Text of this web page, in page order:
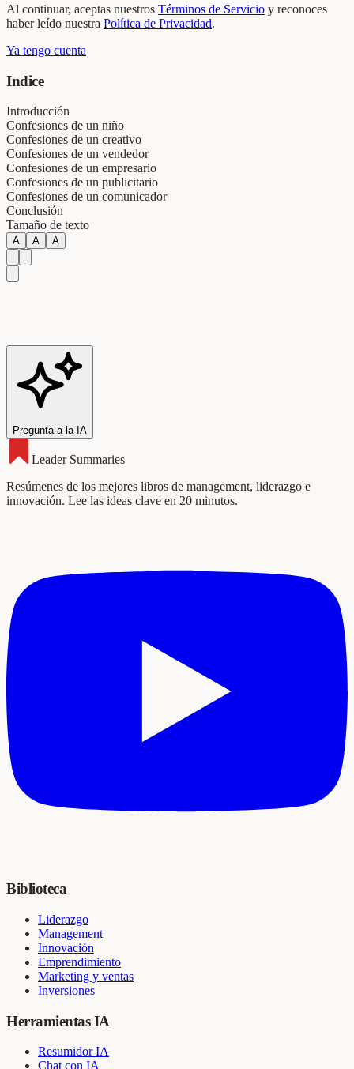
Al continuar, aceptas nuestros Términos de Servicio y reconoces
haber leído nuestra Política de Privacidad.
Ya tengo cuenta
Indice
Introducción
Confesiones de un niño
Confesiones de un creativo
Confesiones de un vendedor
Confesiones de un empresario
Confesiones de un publicitario
Confesiones de un comunicador
Conclusión
Tamaño de texto
A A A
Pregunta a la IA
Leader Summaries
Resúmenes de los mejores libros de management, liderazgo e
innovación. Lee las ideas clave en 20 minutos.
Biblioteca
Liderazgo
Management
Innovación
Emprendimiento
Marketing y ventas
Inversiones
Herramientas IA
Resumidor IA
Chat con IA